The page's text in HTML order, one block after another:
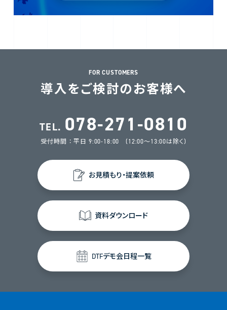
FOR CUSTOMERS
導入をご検討のお客様へ
TEL. 078-271-0810
受付時間 ： 平日 9:00-18:00 (12:00～13:00は除く)
お見積もり・提案依頼
資料ダウンロード
DTFデモ会日程一覧